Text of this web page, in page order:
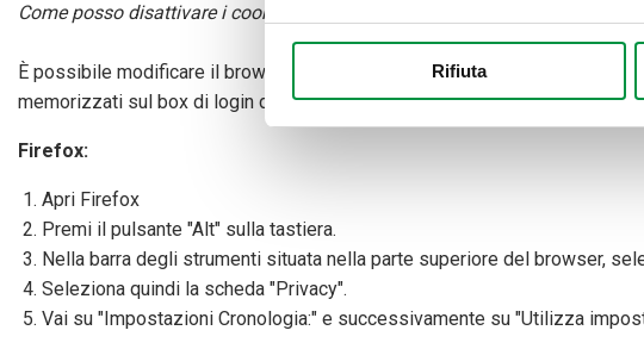
Con il tuo consenso, vorremmo anche:
Identificare il tuo dispositivo,
Utilizziamo i cookie per personalizzare
nostro traffico. Condividiamo inoltre
di analisi dei dati web, pubblicità e social
che hanno raccolto dal suo utilizzo dei
Rifiuta
Come posso disattivare i cookie?
È possibile modificare il browser per disattivare i cookie tramite una
memorizzati sul box di login del sito.
Firefox:
Apri Firefox
Premi il pulsante "Alt" sulla tastiera.
Nella barra degli strumenti situata nella parte superiore del browser,
Seleziona quindi la scheda "Privacy".
Vai su "Impostazioni Cronologia:" e successivamente su "Utilizza